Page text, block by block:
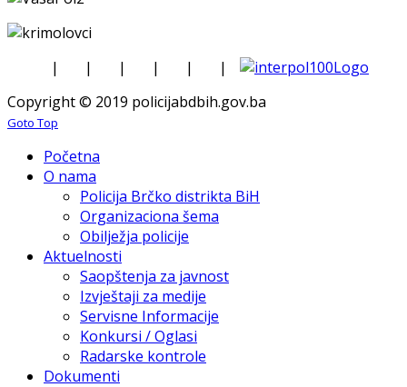
| | | | |
|
Copyright © 2019 policijabdbih.gov.ba
Goto Top
Početna
O nama
Policija Brčko distrikta BiH
Organizaciona šema
Obilježja policije
Aktuelnosti
Saopštenja za javnost
Izvještaji za medije
Servisne Informacije
Konkursi / Oglasi
Radarske kontrole
Dokumenti